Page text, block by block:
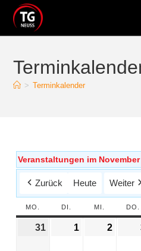
> Terminkalender
Veranstaltungen im November
Zurück Heute Weiter
MO. DI. MI. DO.
31 1 2